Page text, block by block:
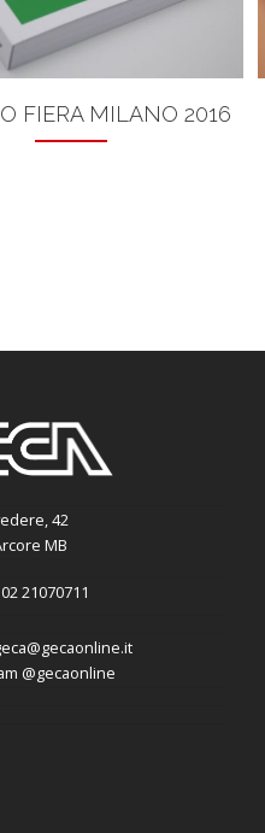
FIERA MILANO 2016
42
MB
21070711
@gecaonline